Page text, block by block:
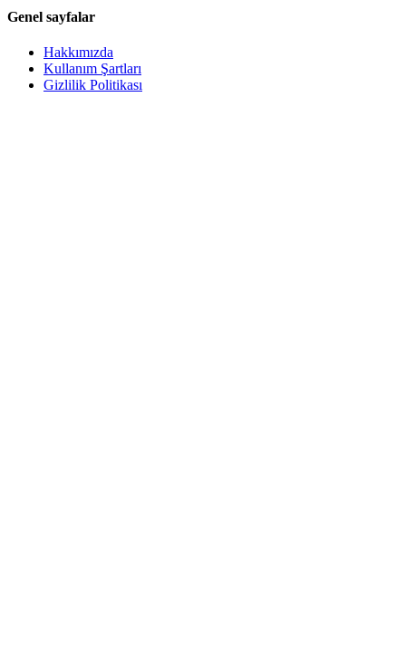
Genel sayfalar
Hakkımızda
Kullanım Şartları
Gizlilik Politikası